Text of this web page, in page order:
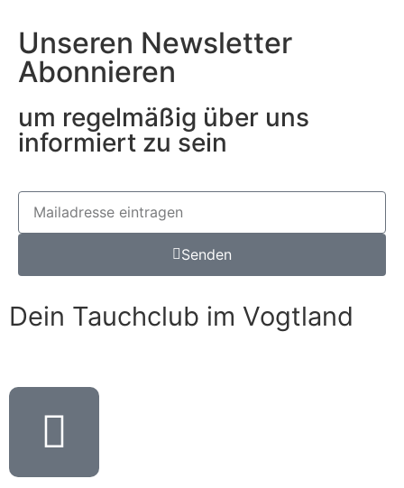
Unseren Newsletter
Abonnieren
um regelmäßig über uns
informiert zu sein
Senden
Dein Tauchclub im Vogtland